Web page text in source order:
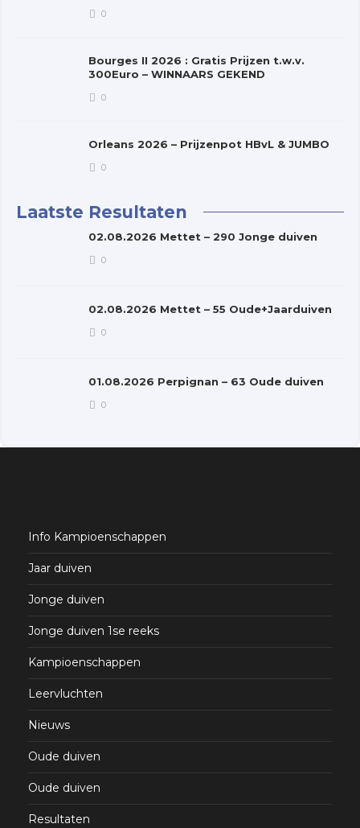
0
Bourges II 2026 : Gratis Prijzen t.w.v.
300Euro – WINNAARS GEKEND
0
Orleans 2026 – Prijzenpot HBvL & JUMBO
0
Laatste Resultaten
02.08.2026 Mettet – 290 Jonge duiven
0
02.08.2026 Mettet – 55 Oude+Jaarduiven
0
01.08.2026 Perpignan – 63 Oude duiven
0
Info Kampioenschappen
Jaar duiven
Jonge duiven
Jonge duiven 1se reeks
Kampioenschappen
Leervluchten
Nieuws
Oude duiven
Oude duiven
Resultaten